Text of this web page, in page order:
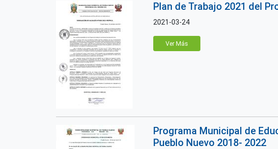
Plan de Trabajo 2021 del
2021-03-24
Ver Más
Programa Municipal de
Pueblo Nuevo 2018- 2022